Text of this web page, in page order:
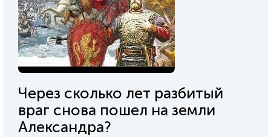
Через сколько лет разбитый
враг снова пошел на земли
Александра?